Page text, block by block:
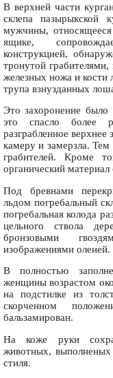
В верхней части
склепа пазырыкской
мужчины,
ящике,
конструкцией,
тронутой
железных ножа и кости
трупа взнузданных
Это захоронение
это спасло более
разграбленное верхнее
камеру и замерзла.
грабителей. Кроме
органический материал
Под бревнами
льдом погребальный
погребальная колода
цельного ствола
бронзовыми
изображениями оленей.
В полностью
женщины возрастом
на подстилке из
скорченном
бальзамирован.
На коже руки
животных, выполненых
стиля.